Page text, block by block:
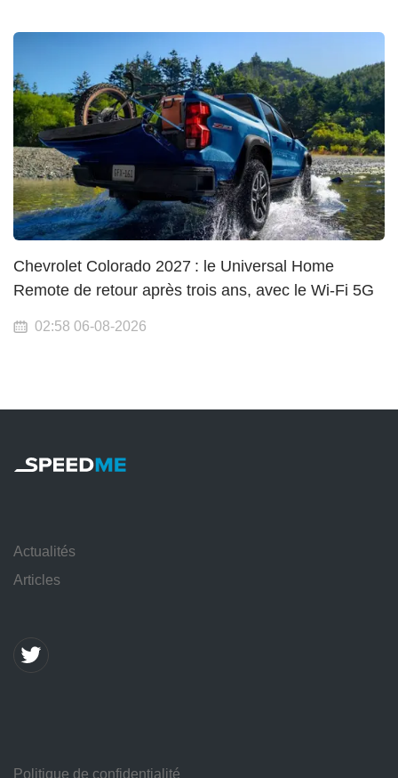
Chevrolet Colorado 2027 : le Universal Home
Remote de retour après trois ans, avec le Wi-Fi 5G
02:58 06-08-2026
Actualités
Articles
Politique de confidentialité